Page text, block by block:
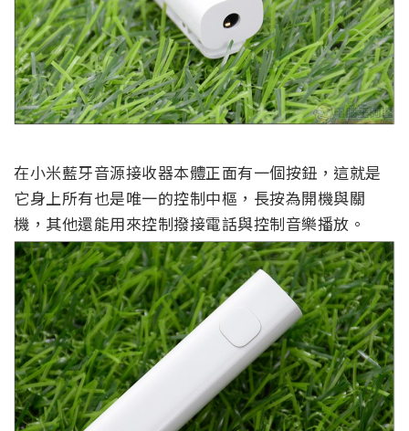
在小米藍牙音源接收器本體正面有一個按鈕，這就是
它身上所有也是唯一的控制中樞，長按為開機與關
機，其他還能用來控制撥接電話與控制音樂播放。